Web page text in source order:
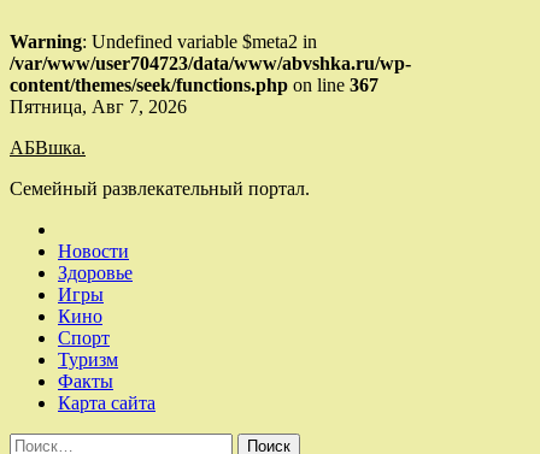
Warning: Undefined variable $meta2 in
/var/www/user704723/data/www/abvshka.ru/wp-
content/themes/seek/functions.php on line 367
Skip
content
Пятница, Авг 7, 2026
АБВшка.
Семейный развлекательный портал.
Новости
Здоровье
Игры
Кино
Спорт
Туризм
Факты
Карта сайта
Найти: